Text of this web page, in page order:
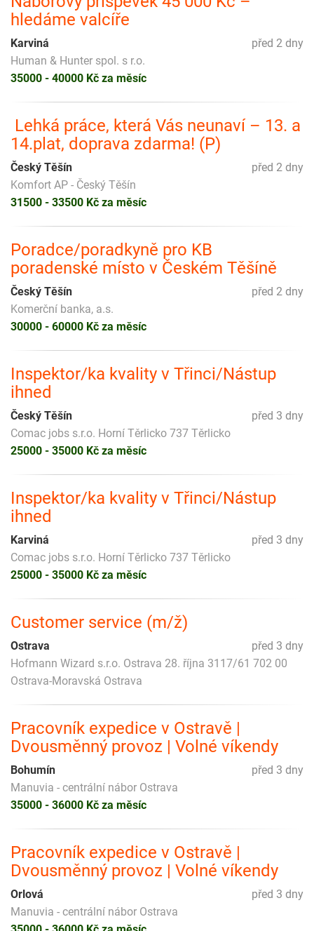
hledáme valcíře
před 2 dny
Karviná
Human & Hunter spol. s r.o.
35000 - 40000 Kč za měsíc
️ Lehká práce, která Vás neunaví – 13. a
14.plat, doprava zdarma! (P)
před 2 dny
Český Těšín
Komfort AP - Český Těšín
31500 - 33500 Kč za měsíc
Poradce/poradkyně pro KB
poradenské místo v Českém Těšíně
před 2 dny
Český Těšín
Komerční banka, a.s.
30000 - 60000 Kč za měsíc
Inspektor/ka kvality v Třinci/Nástup
ihned
před 3 dny
Český Těšín
Comac jobs s.r.o. Horní Těrlicko 737 Těrlicko
25000 - 35000 Kč za měsíc
Inspektor/ka kvality v Třinci/Nástup
ihned
před 3 dny
Karviná
Comac jobs s.r.o. Horní Těrlicko 737 Těrlicko
25000 - 35000 Kč za měsíc
Customer service (m/ž)
před 3 dny
Ostrava
Hofmann Wizard s.r.o. Ostrava 28. října 3117/61 702 00
Ostrava-Moravská Ostrava
Pracovník expedice v Ostravě |
Dvousměnný provoz | Volné víkendy
před 3 dny
Bohumín
Manuvia - centrální nábor Ostrava
35000 - 36000 Kč za měsíc
Pracovník expedice v Ostravě |
Dvousměnný provoz | Volné víkendy
před 3 dny
Orlová
Manuvia - centrální nábor Ostrava